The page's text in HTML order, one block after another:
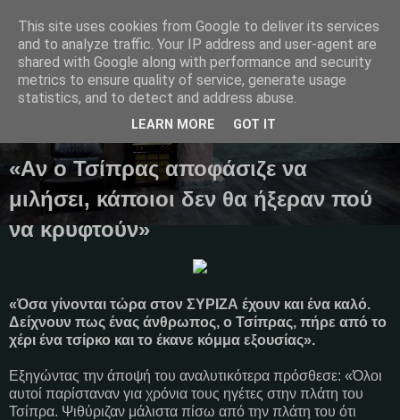
Μαγκαζίνο,ειδήσεις,απόψεις...
«Aν ο Τσίπρας αποφάσιζε να
μιλήσει, κάποιοι δεν θα ήξεραν πού
να κρυφτούν»
«Όσα γίνονται τώρα στον ΣΥΡΙΖΑ έχουν και ένα καλό.
Δείχνουν πως ένας άνθρωπος, ο Τσίπρας, πήρε από το
χέρι ένα τσίρκο και το έκανε κόμμα εξουσίας».
Εξηγώντας την άποψή του αναλυτικότερα πρόσθεσε: «Όλοι
αυτοί παρίσταναν για χρόνια τους ηγέτες στην πλάτη του
Τσίπρα. Ψιθύριζαν μάλιστα πίσω από την πλάτη του ότι
This site uses cookies from Google to deliver its services
and to analyze traffic. Your IP address and user-agent are
shared with Google along with performance and security
metrics to ensure quality of service, generate usage
statistics, and to detect and address abuse.
LEARN MORE GOT IT